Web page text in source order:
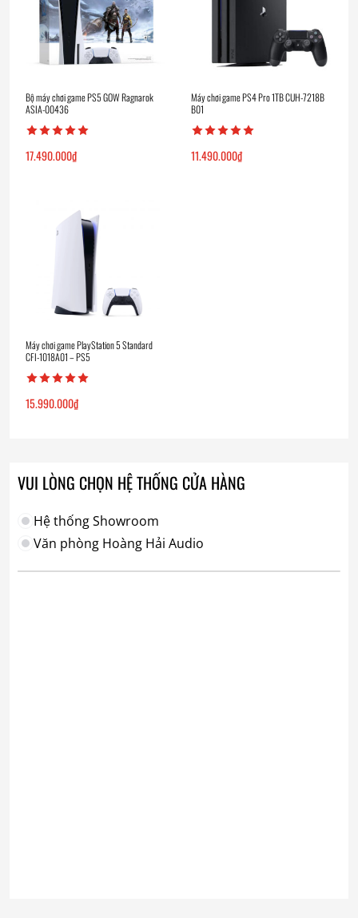
Bộ máy chơi game PS5 GOW Ragnarok
ASIA-00436
17.490.000₫
Máy chơi game PS4 Pro 1TB CUH-7218B
B01
11.490.000₫
Máy chơi game PlayStation 5 Standard
CFI-1018A01 – PS5
15.990.000₫
VUI LÒNG CHỌN HỆ THỐNG CỬA HÀNG
Hệ thống Showroom
Văn phòng Hoàng Hải Audio